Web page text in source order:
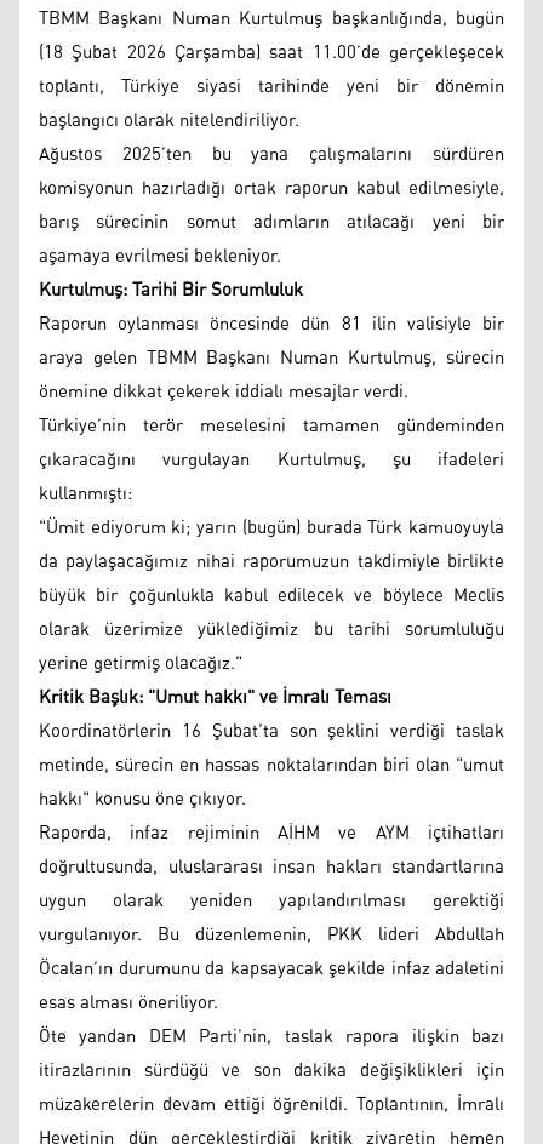
TBMM Başkanı Numan Kurtulmuş başkanlığında, bugün
(18 Şubat 2026 Çarşamba) saat 11.00’de gerçekleşecek
toplantı, Türkiye siyasi tarihinde yeni bir dönemin
başlangıcı olarak nitelendiriliyor.
Ağustos 2025’ten bu yana çalışmalarını sürdüren
komisyonun hazırladığı ortak raporun kabul edilmesiyle,
barış sürecinin somut adımların atılacağı yeni bir
aşamaya evrilmesi bekleniyor.
Kurtulmuş: Tarihi Bir Sorumluluk
Raporun oylanması öncesinde dün 81 ilin valisiyle bir
araya gelen TBMM Başkanı Numan Kurtulmuş, sürecin
önemine dikkat çekerek iddialı mesajlar verdi.
Türkiye’nin terör meselesini tamamen gündeminden
çıkaracağını vurgulayan Kurtulmuş, şu ifadeleri
kullanmıştı:
"Ümit ediyorum ki; yarın (bugün) burada Türk kamuoyuyla
da paylaşacağımız nihai raporumuzun takdimiyle birlikte
büyük bir çoğunlukla kabul edilecek ve böylece Meclis
olarak üzerimize yüklediğimiz bu tarihi sorumluluğu
yerine getirmiş olacağız."
Kritik Başlık: "Umut hakkı" ve İmralı Teması
Koordinatörlerin 16 Şubat’ta son şeklini verdiği taslak
metinde, sürecin en hassas noktalarından biri olan "umut
hakkı" konusu öne çıkıyor.
Raporda, infaz rejiminin AİHM ve AYM içtihatları
doğrultusunda, uluslararası insan hakları standartlarına
uygun olarak yeniden yapılandırılması gerektiği
vurgulanıyor. Bu düzenlemenin, PKK lideri Abdullah
Öcalan’ın durumunu da kapsayacak şekilde infaz adaletini
esas alması öneriliyor.
Öte yandan DEM Parti’nin, taslak rapora ilişkin bazı
itirazlarının sürdüğü ve son dakika değişiklikleri için
müzakerelerin devam ettiği öğrenildi. Toplantının, İmralı